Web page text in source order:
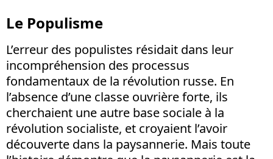
Le Populisme
L’erreur des populistes résidait dans leur
incompréhension des processus
fondamentaux de la révolution russe. En
l’absence d’une classe ouvrière forte, ils
cherchaient une autre base sociale à la
révolution socialiste, et croyaient l’avoir
découverte dans la paysannerie. Mais toute